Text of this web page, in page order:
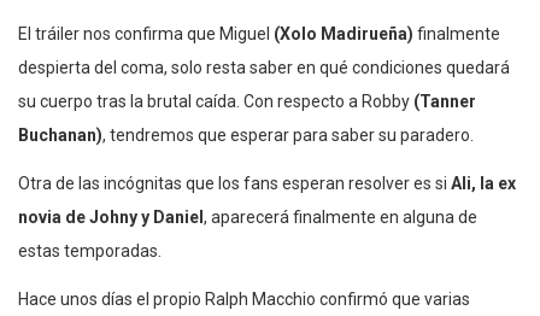
El tráiler nos confirma que Miguel (Xolo Madirueña) finalmente
despierta del coma, solo resta saber en qué condiciones quedará
su cuerpo tras la brutal caída. Con respecto a Robby (Tanner
Buchanan), tendremos que esperar para saber su paradero.
Otra de las incógnitas que los fans esperan resolver es si Ali, la ex
novia de Johny y Daniel , aparecerá finalmente en alguna de
estas temporadas.
Hace unos días el propio Ralph Macchio confirmó que varias